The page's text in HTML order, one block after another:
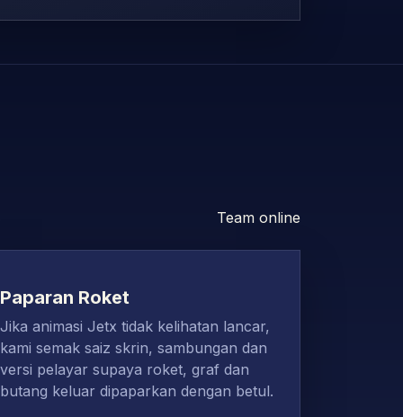
Team online
Paparan Roket
Jika animasi Jetx tidak kelihatan lancar,
kami semak saiz skrin, sambungan dan
versi pelayar supaya roket, graf dan
butang keluar dipaparkan dengan betul.